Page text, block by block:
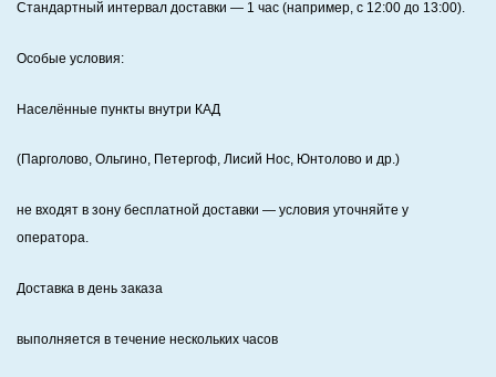
Стандартный интервал доставки — 1 час (например, с 12:00 до 13:00).
Особые условия:
Населённые пункты внутри КАД
(Парголово, Ольгино, Петергоф, Лисий Нос, Юнтолово и др.)
не входят в зону бесплатной доставки — условия уточняйте у
оператора.
Доставка в день заказа
выполняется в течение нескольких часов